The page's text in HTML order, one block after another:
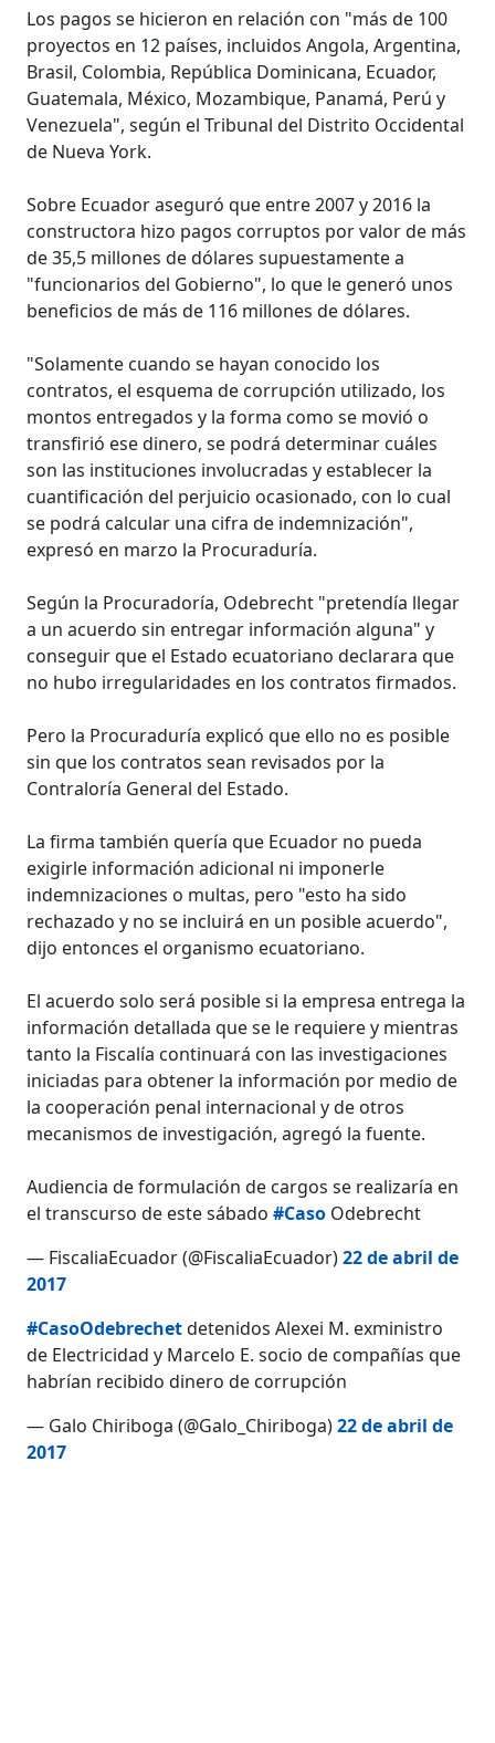
Los pagos se hicieron en relación con "más de 100
proyectos en 12 países, incluidos Angola, Argentina,
Brasil, Colombia, República Dominicana, Ecuador,
Guatemala, México, Mozambique, Panamá, Perú y
Venezuela", según el Tribunal del Distrito Occidental
de Nueva York.
Sobre Ecuador aseguró que entre 2007 y 2016 la
constructora hizo pagos corruptos por valor de más
de 35,5 millones de dólares supuestamente a
"funcionarios del Gobierno", lo que le generó unos
beneficios de más de 116 millones de dólares.
"Solamente cuando se hayan conocido los
contratos, el esquema de corrupción utilizado, los
montos entregados y la forma como se movió o
transfirió ese dinero, se podrá determinar cuáles
son las instituciones involucradas y establecer la
cuantificación del perjuicio ocasionado, con lo cual
se podrá calcular una cifra de indemnización",
expresó en marzo la Procuraduría.
Según la Procuradoría, Odebrecht "pretendía llegar
a un acuerdo sin entregar información alguna" y
conseguir que el Estado ecuatoriano declarara que
no hubo irregularidades en los contratos firmados.
Pero la Procuraduría explicó que ello no es posible
sin que los contratos sean revisados por la
Contraloría General del Estado.
La firma también quería que Ecuador no pueda
exigirle información adicional ni imponerle
indemnizaciones o multas, pero "esto ha sido
rechazado y no se incluirá en un posible acuerdo",
dijo entonces el organismo ecuatoriano.
El acuerdo solo será posible si la empresa entrega la
información detallada que se le requiere y mientras
tanto la Fiscalía continuará con las investigaciones
iniciadas para obtener la información por medio de
la cooperación penal internacional y de otros
mecanismos de investigación, agregó la fuente.
Audiencia de formulación de cargos se realizaría en
el transcurso de este sábado#Caso Odebrecht
— FiscaliaEcuador (@FiscaliaEcuador)22 de abril de
2017
#CasoOdebrechetdetenidos Alexei M. exministro
de Electricidad y Marcelo E. socio de compañías que
habrían recibido dinero de corrupción
— Galo Chiriboga (@Galo_Chiriboga)22 de abril de
2017